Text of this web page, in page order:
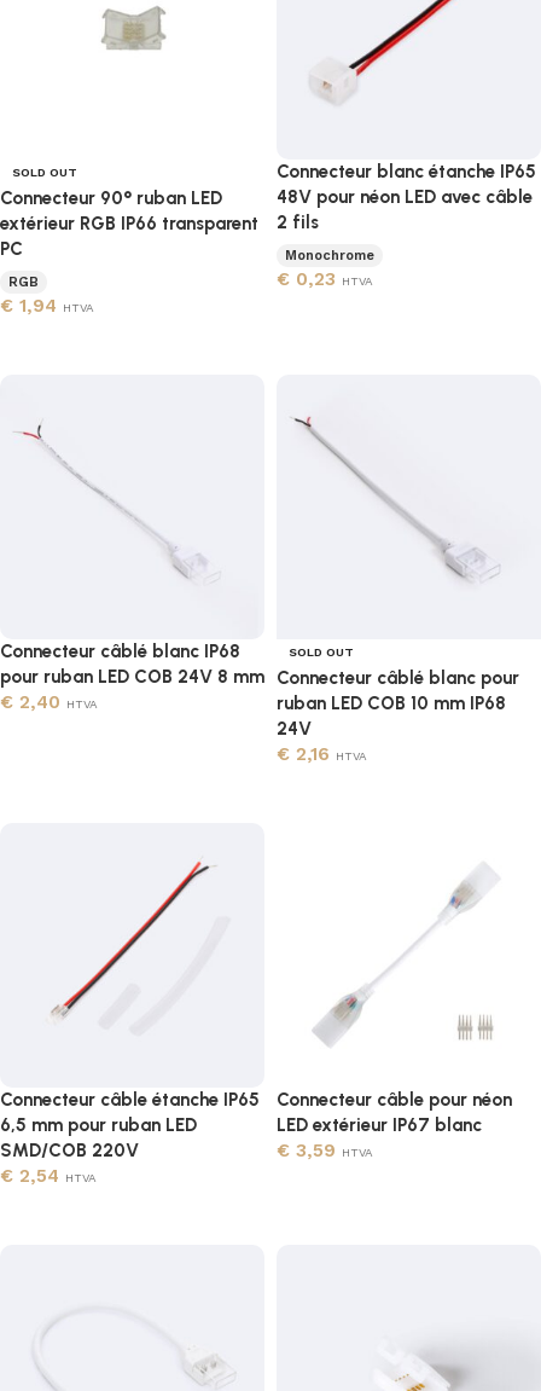
SOLD OUT
Connecteur 90° ruban LED
extérieur RGB IP66 transparent
PC
RGB
€ 1,94 HTVA
Connecteur blanc étanche IP65
48V pour néon LED avec câble
2 fils
Monochrome
€ 0,23 HTVA
Connecteur câblé blanc IP68
pour ruban LED COB 24V 8 mm
€ 2,40 HTVA
SOLD OUT
Connecteur câblé blanc pour
ruban LED COB 10 mm IP68
24V
€ 2,16 HTVA
Connecteur câble étanche IP65
6,5 mm pour ruban LED
SMD/COB 220V
€ 2,54 HTVA
Connecteur câble pour néon
LED extérieur IP67 blanc
€ 3,59 HTVA